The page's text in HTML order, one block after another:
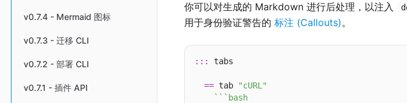
v0.7.4 - Mermaid 图标
v0.7.3 - 迁移 CLI
v0.7.2 - 部署 CLI
v0.7.1 - 插件 API
你可以对生成的 Markdown 进行后处理，以注入
用于身份验证警告的 标注 (Callouts)。
::: tabs
== tab
"cURL"
`` `bash